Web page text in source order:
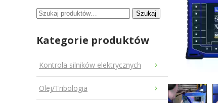
Szukaj: Szukaj
Kategorie produktów
Kontrola silników elektrycznych
Olej/Tribologia